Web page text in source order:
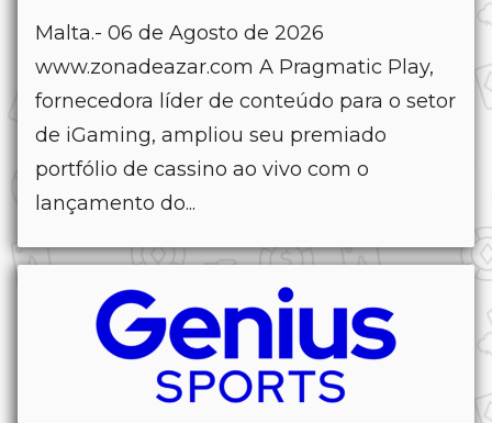
Malta.- 06 de Agosto de 2026
www.zonadeazar.com A Pragmatic Play,
fornecedora líder de conteúdo para o setor
de iGaming, ampliou seu premiado
portfólio de cassino ao vivo com o
lançamento do...